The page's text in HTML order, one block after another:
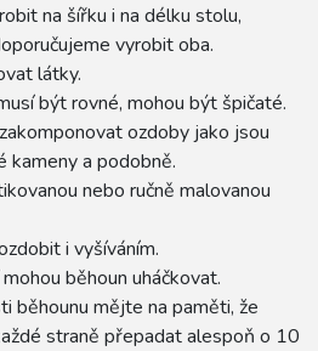
na šířku i na délku stolu,
vyrobit oba.
látky.
být rovné, mohou být špičaté.
ozdoby jako jsou
kameny a podobně.
nebo ručně malovanou
i vyšíváním.
běhoun uháčkovat.
běhounu mějte na paměti, že
straně přepadat alespoň o 10